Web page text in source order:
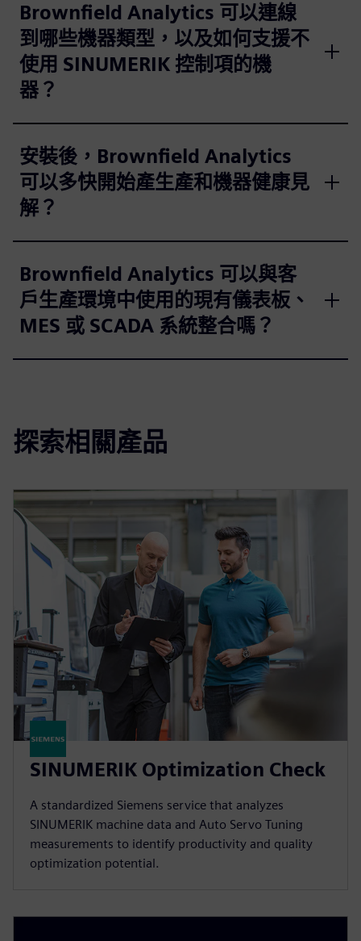
Brownfield Analytics 可以連線
到哪些機器類型，以及如何支援不
使用 SINUMERIK 控制項的機
器？
安裝後，Brownfield Analytics
可以多快開始產生產和機器健康見
解？
Brownfield Analytics 可以與客
戶生產環境中使用的現有儀表板、
MES 或 SCADA 系統整合嗎？
探索相關產品
SINUMERIK Optimization Check
A standardized Siemens service that analyzes
SINUMERIK machine data and Auto Servo Tuning
measurements to identify productivity and quality
optimization potential.